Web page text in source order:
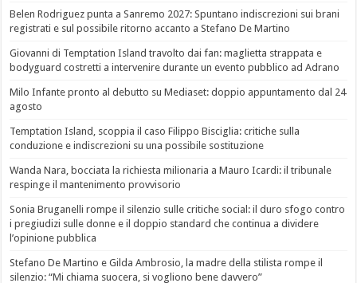
Belen Rodriguez punta a Sanremo 2027: Spuntano indiscrezioni sui brani
registrati e sul possibile ritorno accanto a Stefano De Martino
Giovanni di Temptation Island travolto dai fan: maglietta strappata e
bodyguard costretti a intervenire durante un evento pubblico ad Adrano
Milo Infante pronto al debutto su Mediaset: doppio appuntamento dal 24
agosto
Temptation Island, scoppia il caso Filippo Bisciglia: critiche sulla
conduzione e indiscrezioni su una possibile sostituzione
Wanda Nara, bocciata la richiesta milionaria a Mauro Icardi: il tribunale
respinge il mantenimento provvisorio
Sonia Bruganelli rompe il silenzio sulle critiche social: il duro sfogo contro
i pregiudizi sulle donne e il doppio standard che continua a dividere
l’opinione pubblica
Stefano De Martino e Gilda Ambrosio, la madre della stilista rompe il
silenzio: “Mi chiama suocera, si vogliono bene davvero”